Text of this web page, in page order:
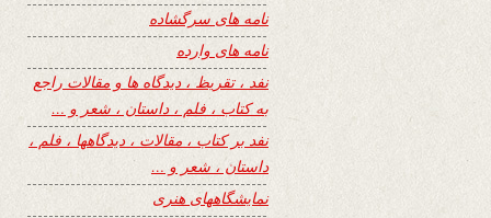
نامه های سرگشاده
نامه های وارده
نفد ، تقریظ ، دیدگاه ها و مقالات راجع
به کتاب ، فلم ، داستان ، شعر و …
نفد بر کتاب ، مقالات ، دیدگاهها ، فلم ،
داستان ، شعر و …
نمایشگاههای هنری